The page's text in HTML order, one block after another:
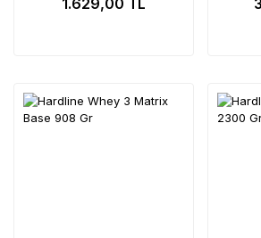
1.629,00 TL